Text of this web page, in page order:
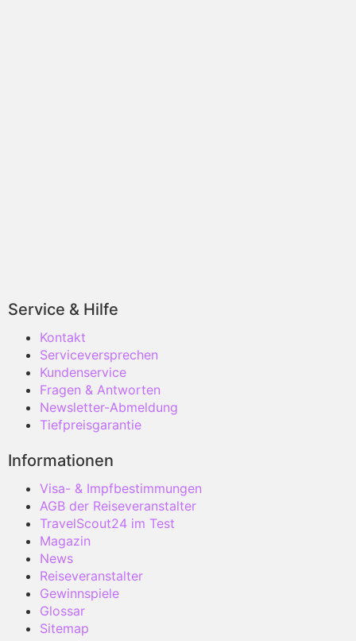
Service & Hilfe
Kontakt
Serviceversprechen
Kundenservice
Fragen & Antworten
Newsletter-Abmeldung
Tiefpreisgarantie
Informationen
Visa- & Impfbestimmungen
AGB der Reiseveranstalter
TravelScout24 im Test
Magazin
News
Reiseveranstalter
Gewinnspiele
Glossar
Sitemap